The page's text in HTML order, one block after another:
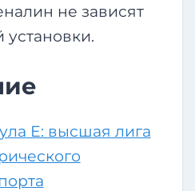
не зависят
установки.
Е: высшая лига